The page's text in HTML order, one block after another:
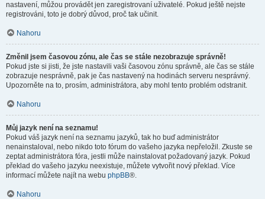
nastavení, můžou provádět jen zaregistrovaní uživatelé. Pokud ještě nejste
registrováni, toto je dobrý důvod, proč tak učinit.
Nahoru
Změnil jsem časovou zónu, ale čas se stále nezobrazuje správně!
Pokud jste si jisti, že jste nastavili vaši časovou zónu správně, ale čas se stále
zobrazuje nesprávně, pak je čas nastavený na hodinách serveru nesprávný.
Upozorněte na to, prosím, administrátora, aby mohl tento problém odstranit.
Nahoru
Můj jazyk není na seznamu!
Pokud váš jazyk není na seznamu jazyků, tak ho buď administrátor
nenainstaloval, nebo nikdo toto fórum do vašeho jazyka nepřeložil. Zkuste se
zeptat administrátora fóra, jestli může nainstalovat požadovaný jazyk. Pokud
překlad do vašeho jazyku neexistuje, můžete vytvořit nový překlad. Více
informací můžete najít na webu phpBB®.
Nahoru